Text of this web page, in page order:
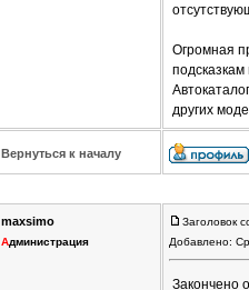
Огромная
других
Вернуться к началу
maxsimo
Администрация
Заголовок
Добавлено:
Закончено